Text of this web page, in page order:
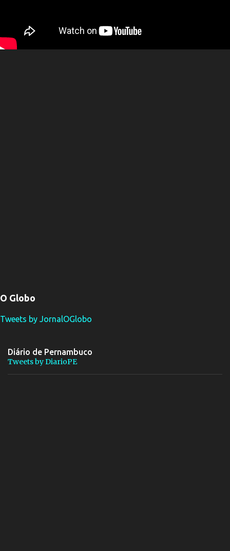
O Globo
Tweets by JornalOGlobo
Diário de Pernambuco
Tweets by DiarioPE